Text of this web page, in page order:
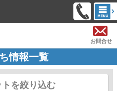
お問合せ
情報一覧
トを絞り込む